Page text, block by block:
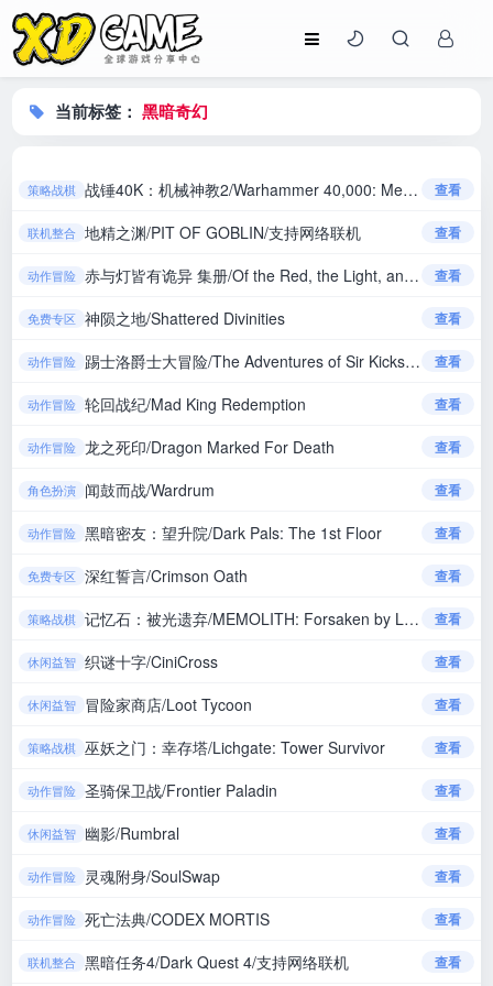
当前标签： 黑暗奇幻
策略战棋 战锤40K：机械神教2/Warhammer 40,000: Mechanicus II 查看
联机整合 地精之渊/PIT OF GOBLIN/支持网络联机 查看
动作冒险 赤与灯皆有诡异 集册/Of the Red, the Light, and the Ayakashi Tsuzuri 查看
免费专区 神陨之地/Shattered Divinities 查看
动作冒险 踢士洛爵士大冒险/The Adventures of Sir Kicksalot 查看
动作冒险 轮回战纪/Mad King Redemption 查看
动作冒险 龙之死印/Dragon Marked For Death 查看
角色扮演 闻鼓而战/Wardrum 查看
动作冒险 黑暗密友：望升院/Dark Pals: The 1st Floor 查看
免费专区 深红誓言/Crimson Oath 查看
策略战棋 记忆石：被光遗弃/MEMOLITH: Forsaken by Light 查看
休闲益智 织谜十字/CiniCross 查看
休闲益智 冒险家商店/Loot Tycoon 查看
策略战棋 巫妖之门：幸存塔/Lichgate: Tower Survivor 查看
动作冒险 圣骑保卫战/Frontier Paladin 查看
休闲益智 幽影/Rumbral 查看
动作冒险 灵魂附身/SoulSwap 查看
动作冒险 死亡法典/CODEX MORTIS 查看
联机整合 黑暗任务4/Dark Quest 4/支持网络联机 查看